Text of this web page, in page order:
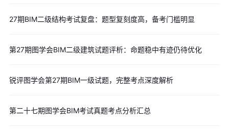
核心考点：标高轴网设置、全建筑构件建模、平立剖图纸创建
模拟了真实建筑建模的完整工作流：从基础环境搭建，到墙、门
27期BIM二级结构考试复盘：题型复刻度高，备考门槛明显
第27期图学会BIM二级建筑试题评析：命题稳中有迹仍待优化
锐评图学会第27期BIM一级试题，完整考点深度解析
第二十七期图学会BIM考试真题考点分析汇总